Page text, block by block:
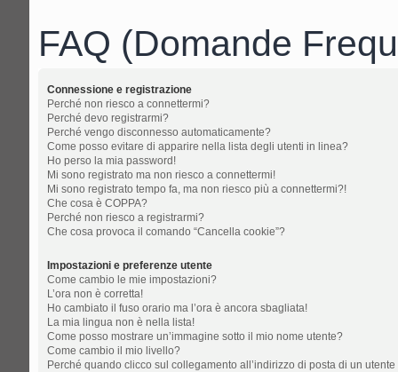
FAQ (Domande
Connessione e registrazione
Perché non riesco a connettermi?
Perché devo registrarmi?
Perché vengo disconnesso automaticamente?
Come posso evitare di apparire nella lista degli utenti in linea?
Ho perso la mia password!
Mi sono registrato ma non riesco a connettermi!
Mi sono registrato tempo fa, ma non riesco più a connettermi?!
Che cosa è COPPA?
Perché non riesco a registrarmi?
Che cosa provoca il comando “Cancella cookie”?
Impostazioni e preferenze utente
Come cambio le mie impostazioni?
L’ora non è corretta!
Ho cambiato il fuso orario ma l’ora è ancora sbagliata!
La mia lingua non è nella lista!
Come posso mostrare un’immagine sotto il mio nome utente?
Come cambio il mio livello?
Perché quando clicco sul collegamento all’indirizzo di posta di un utente